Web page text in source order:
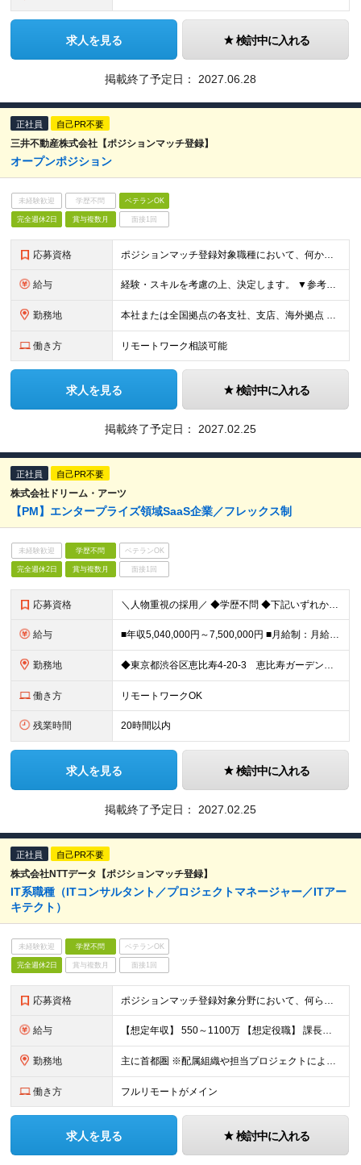
求人を見る 検討中に入れる
掲載終了予定日： 2027.06.28
正社員 自己PR不要
三井不動産株式会社【ポジションマッチ登録】
オープンポジション
未経験歓迎 学歴不問 ベテランOK
完全週休2日 賞与複数月 面接1回
応募資格 ポジションマッチ登録対象職種において、何かしらの知識・経験を有する方 【活かせる経験・スキル】 ポジションマッチ登録対象職種に関連する知識・経験 ※該当ポジションが数多く存在する為、様々な経験が活
給与 経験・スキルを考慮の上、決定します。 ▼参考情報 ----------------------- ＜想定年収850万円～1,500万円（基礎給与・賞与2回含む）＞ 月給42万円～ ※時間外勤務手当・
勤務地 本社または全国拠点の各支社、支店、海外拠点 【本社】 東京（東京都中央区日本橋室町2-1-1） 【支社】 大阪 【支店】 札幌、仙台、千葉、横浜、名古屋、京都、広島、福岡 【海外拠点】 ニュー
働き方 リモートワーク相談可能
求人を見る 検討中に入れる
掲載終了予定日： 2027.02.25
正社員 自己PR不要
株式会社ドリーム・アーツ
【PM】エンタープライズ領域SaaS企業／フレックス制
未経験歓迎 学歴不問 ベテランOK
完全週休2日 賞与複数月 面接1回
応募資格 ＼人物重視の採用／ ◆学歴不問 ◆下記いずれかを満たす方 ・SIerなどでプロジェクトマネージャー、プロジェクトリーダーの経験のある方 ・システム開発プロジェクトの経験のある方 ・開発経験のある方
給与 ■年収5,040,000円～7,500,000円 ■月給制：月給336,000円〜500,000円 （基本給248,600円～369,900円 固定残業代87,400円～130,100円/45時間相当
勤務地 ◆東京都渋谷区恵比寿4-20-3 恵比寿ガーデンプレイスタワー29階 ◆広島県広島市中区大手町1-2-1 おりづるタワー6F ※リモートワークの頻度：月3割 (変更の範囲)上記を除く当社関連勤務地
働き方 リモートワークOK
残業時間 20時間以内
求人を見る 検討中に入れる
掲載終了予定日： 2027.02.25
正社員 自己PR不要
株式会社NTTデータ【ポジションマッチ登録】
IT系職種（ITコンサルタント／プロジェクトマネージャー／ITアー
キテクト）
未経験歓迎 学歴不問 ベテランOK
完全週休2日 賞与複数月 面接1回
応募資格 ポジションマッチ登録対象分野において、何らかの知識・経験がある方 【活かせる経験・スキル】 下記いずれかの領域における何かしらの経験／スキル ・ITコンサルタント ・プロジェクトマネージャー ・I
給与 【想定年収】 550～1100万 【想定役職】 課長代理 主任 一般 ※これまでの経験・年齢などを考慮し、当社給与規則に基づき決定します。 ※残業手当 一般社員（定型勤務・フレックスタイム制）の
勤務地 主に首都圏 ※配属組織や担当プロジェクトにより異なります
働き方 フルリモートがメイン
求人を見る 検討中に入れる